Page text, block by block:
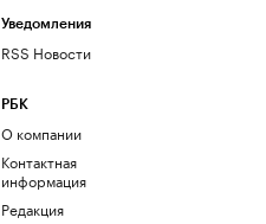
Уведомления
RSS Новости
РБК
О компании
Контактная
информация
Редакция